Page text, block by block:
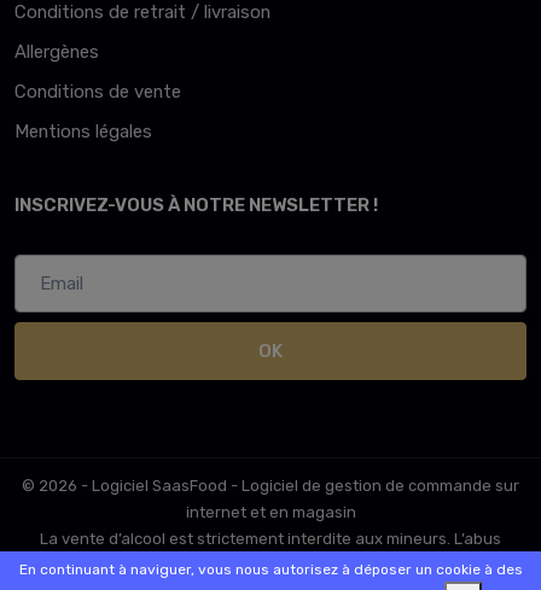
Conditions de retrait / livraison
Allergènes
Conditions de vente
Mentions légales
INSCRIVEZ-VOUS À NOTRE NEWSLETTER !
OK
© 2026 - Logiciel SaasFood - Logiciel de gestion de commande sur
internet et en magasin
La vente d’alcool est strictement interdite aux mineurs. L’abus
d’alcool est dangereux pour la santé. A consommer avec
En continuant à naviguer, vous nous autorisez à déposer un cookie à des